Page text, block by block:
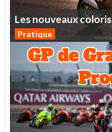
Lesnouveauxcoloris
Pratique